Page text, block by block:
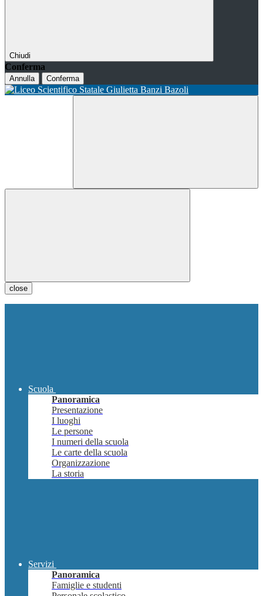
Chiudi
Conferma
Annulla Conferma
close
Scuola
Panoramica
Presentazione
I luoghi
Le persone
I numeri della scuola
Le carte della scuola
Organizzazione
La storia
Servizi
Panoramica
Famiglie e studenti